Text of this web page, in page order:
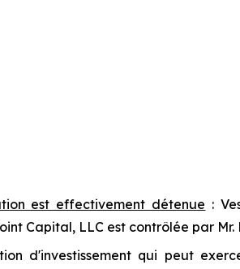
est effectivement détenue :
Capital, LLC est contrôlée par Mr.
d'investissement qui peut